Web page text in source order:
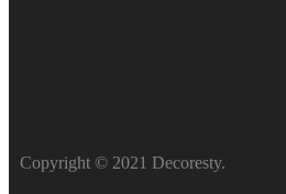
Copyright © 2021 Decoresty.